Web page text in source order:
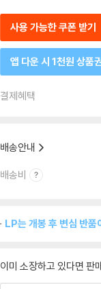
사용 가능한 쿠폰 받기
앱 다운 시 1천원 상품
결제혜택
배송안내
배송비
LP는 개봉 후 변심 반품
이미 소장하고 있다면 판